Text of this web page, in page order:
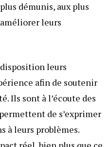
démunis, aux plus
leurs
leurs
afin de soutenir
Ils sont à l’écoute des
de s’exprimer
à leurs problèmes.